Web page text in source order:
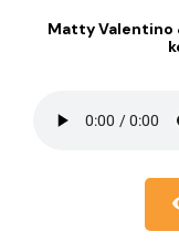
Matty Valentino